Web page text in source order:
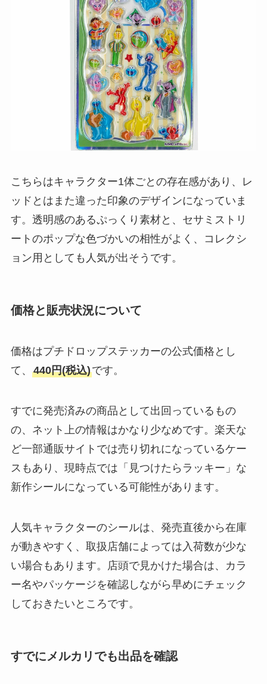
こちらはキャラクター1体ごとの存在感があり、レ
ッドとはまた違った印象のデザインになっていま
す。透明感のあるぷっくり素材と、セサミストリ
ートのポップな色づかいの相性がよく、コレクシ
ョン用としても人気が出そうです。
価格と販売状況について
価格はプチドロップステッカーの公式価格とし
て、 440円(税込)です。
すでに発売済みの商品として出回っているもの
の、ネット上の情報はかなり少なめです。楽天な
ど一部通販サイトでは売り切れになっているケー
スもあり、現時点では「見つけたらラッキー」な
新作シールになっている可能性があります。
人気キャラクターのシールは、発売直後から在庫
が動きやすく、取扱店舗によっては入荷数が少な
い場合もあります。店頭で見かけた場合は、カラ
ー名やパッケージを確認しながら早めにチェック
しておきたいところです。
すでにメルカリでも出品を確認